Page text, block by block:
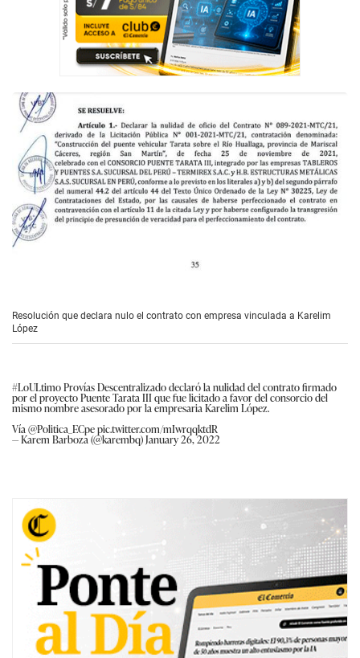
Resolución que declara nulo el contrato con empresa vinculada a Karelim
López
#LoULtimoProvías Descentralizado declaró la nulidad del contrato firmado
por el proyecto Puente Tarata III que fue licitado a favor del consorcio del
mismo nombre asesorado por la empresaria Karelim López.
Vía @Politica_ECpepic.twitter.com/mIwrqqktdR
— Karem Barboza (@karembq)January 26, 2022